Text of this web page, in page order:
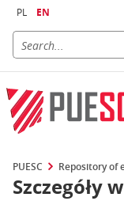
PL EN
PUESC Repository of
Szczegóły